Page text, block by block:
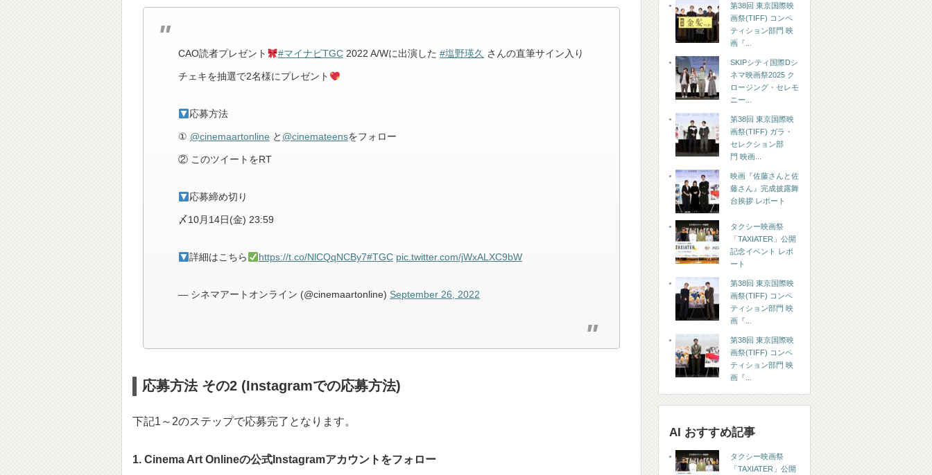
CAO読者プレゼント #マイナビTGC2022 A/Wに出演した #塩野瑛久 さんの直筆サイン入り
チェキを抽選で2名様にプレゼント
応募方法
① @cinemaartonline と @cinemateensをフォロー
② このツイートをRT
応募締め切り
〆10月14日(金) 23:59
詳細はこちら https://t.co/NlCQqNCBy7#TGC pic.twitter.com/jWxALXC9bW
— シネマアートオンライン (@cinemaartonline) September 26, 2022
応募方法 その2 (Instagramでの応募方法)
下記1～2のステップで応募完了となります。
1. Cinema Art Onlineの公式Instagramアカウントをフォロー
第38回 東京国際映
画祭(TIFF) コンペ
ティション部門 映
画『...
SKIPシティ国際Dシ
ネマ映画祭2025 ク
ロージング・セレモ
ニー...
第38回 東京国際映
画祭(TIFF) ガラ・
セレクション部
門 映画...
映画『佐藤さんと佐
藤さん』完成披露舞
台挨拶 レポート
タクシー映画祭
「TAXIATER」公開
記念イベント レポ
ート
第38回 東京国際映
画祭(TIFF) コンペ
ティション部門 映
画『...
第38回 東京国際映
画祭(TIFF) コンペ
ティション部門 映
画『...
AI おすすめ記事
タクシー映画祭
「TAXIATER」公開